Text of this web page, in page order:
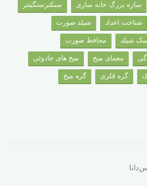
سازه بزرگ خانه سازی سبکترسنگینتر
شناخت اعداد شیلد صورت
شیلد محافظ صورت
معمای میخ میخ های جادوئی
گره فلزی گره میخ